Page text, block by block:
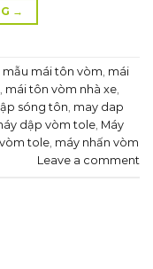
→
mẫu mái tôn vòm, mái
, mái tôn vòm nhà xe,
sóng tôn, may dap
dập vòm tole, Máy
tole, máy nhấn vòm
Leave a comment